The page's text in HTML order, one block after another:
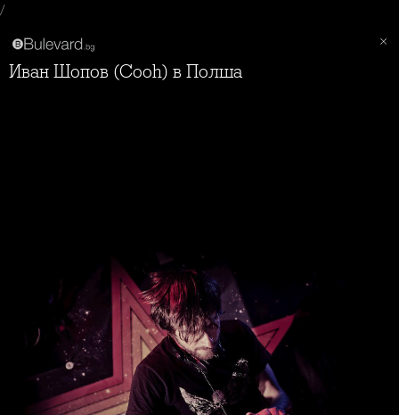
/
Иван Шопов (Cooh) в Полша